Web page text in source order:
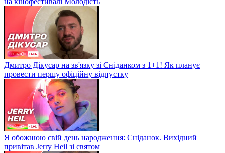
Дмитро Дікусар на зв'язку зі Сніданком з 1+1! Як планує
провести першу офіційну відпустку
Я обожнюю свій день народження: Сніданок. Вихідний
привітав Jerry Heil зі святом